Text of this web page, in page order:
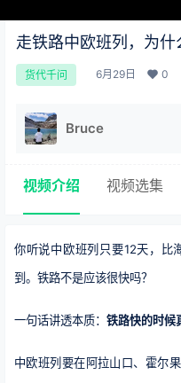
走铁路中欧班列，为什
货代千问 6月29日 0
Bruce
视频介绍 视频选集
你听说中欧班列只要12天，比
到。铁路不是应该很快吗？
一句话讲透本质： 铁路快的时候
中欧班列要在阿拉山口、霍尔